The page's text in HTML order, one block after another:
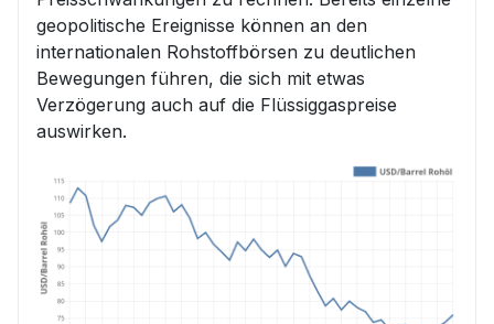
geopolitische Ereignisse können an den
internationalen Rohstoffbörsen zu deutlichen
Bewegungen führen, die sich mit etwas
Verzögerung auch auf die Flüssiggaspreise
auswirken.